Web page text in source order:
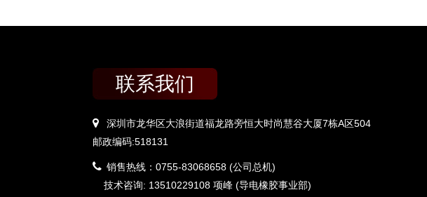
联系我们
深圳市龙华区大浪街道福龙路旁恒大时尚慧谷大厦7栋A区504
邮政编码:518131
销售热线：0755-83068658 (公司总机)
技术咨询: 13510229108 项峰 (导电橡胶事业部)